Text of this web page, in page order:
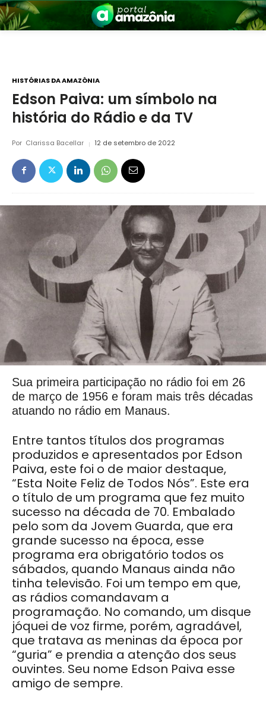
HISTÓRIAS DA AMAZÔNIA
Edson Paiva: um símbolo na
história do Rádio e da TV
Por Clarissa Bacellar 12 de setembro de 2022
Sua primeira participação no rádio foi em 26
de março de 1956 e foram mais três décadas
atuando no rádio em Manaus.
Entre tantos títulos dos programas
produzidos e apresentados por Edson
Paiva, este foi o de maior destaque,
“Esta Noite Feliz de Todos Nós”. Este era
o título de um programa que fez muito
sucesso na década de 70. Embalado
pelo som da Jovem Guarda, que era
grande sucesso na época, esse
programa era obrigatório todos os
sábados, quando Manaus ainda não
tinha televisão. Foi um tempo em que,
as rádios comandavam a
programação. No comando, um disque
jóquei de voz firme, porém, agradável,
que tratava as meninas da época por
“guria” e prendia a atenção dos seus
ouvintes. Seu nome Edson Paiva esse
amigo de sempre.